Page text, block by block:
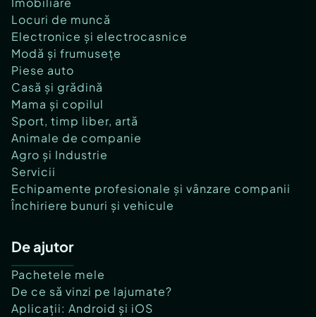
Locuri de muncă
Electronice și electrocasnice
Modă și frumusețe
Piese auto
Casă și grădină
Mama și copilul
Sport, timp liber, artă
Animale de companie
Agro și Industrie
Servicii
Echipamente profesionale și vânzare companii
Închiriere bunuri și vehicule
De ajutor
Pachetele mele
De ce să vinzi pe lajumate?
Aplicații: Android și iOS